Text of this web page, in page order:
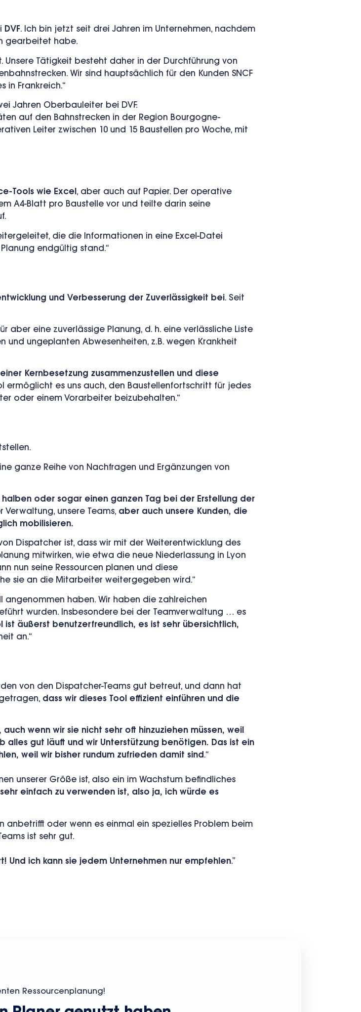
DVF. Ich bin jetzt seit drei Jahren im Unternehmen, nachdem
gearbeitet habe.
Unsere Tätigkeit besteht daher in der Durchführung von
Wir sind hauptsächlich für den Kunden SNCF
in Frankreich.“
Jahren Oberbauleiter bei DVF.
auf den Bahnstrecken in der Region Bourgogne-
Leiter zwischen 10 und 15 Baustellen pro Woche, mit
Tools wie Excel , aber auch auf Papier. Der operative
A4-Blatt pro Baustelle vor und teilte darin seine
die die Informationen in eine Excel-Datei
endgültig stand.“
und Verbesserung der Zuverlässigkeit bei. Seit
aber eine zuverlässige Planung, d. h. eine verlässliche Liste
und ungeplanten Abwesenheiten, z.B. wegen Krankheit
Kernbesetzung zusammenzustellen und diese
ermöglicht es uns auch, den Baustellenfortschritt für jedes
oder einem Vorarbeiter beizubehalten.“
ganze Reihe von Nachfragen und Ergänzungen von
halben oder sogar einen ganzen Tag bei der Erstellung der
unsere Teams, aber auch unsere Kunden, die
mobilisieren.
Dispatcher ist, dass wir mit der Weiterentwicklung des
mitwirken, wie etwa die neue Niederlassung in Lyon
nun seine Ressourcen planen und diese
sie an die Mitarbeiter weitergegeben wird.“
angenommen haben. Wir haben die zahlreichen
wurden. Insbesondere bei der Teamverwaltung … es
ist äußerst benutzerfreundlich, es ist sehr übersichtlich,
an.“
von den Dispatcher-Teams gut betreut, und dann hat
dass wir dieses Tool effizient einführen und die
wenn wir sie nicht sehr oft hinzuziehen müssen, weil
gut läuft und wir Unterstützung benötigen. Das ist ein
weil wir bisher rundum zufrieden damit sind .“
unserer Größe ist, also ein im Wachstum befindliches
einfach zu verwenden ist, also ja, ich würde es
anbetrifft oder wenn es einmal ein spezielles Problem beim
ist sehr gut.
Und ich kann sie jedem Unternehmen nur empfehlen.”
Ressourcenplanung!